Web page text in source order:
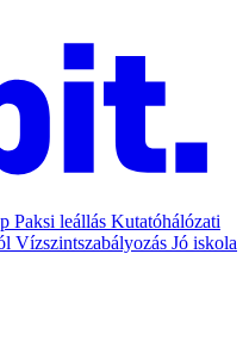
Paksi leállás Kutatóhálózati
Vízszintszabályozás Jó iskola